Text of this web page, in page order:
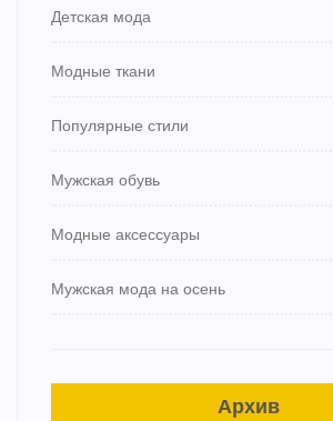
Детская мода
Модные ткани
Популярные стили
Мужская обувь
Модные аксессуары
Мужская мода на осень
Архив